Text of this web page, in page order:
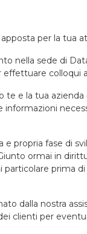
per la tua
nella sede di
colloqui
te e la tua azienda
e propria fase di
ormai in
prima
dalla nostra
clienti per